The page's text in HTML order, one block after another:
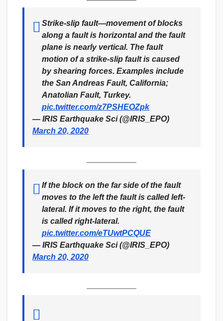
Strike-slip fault—movement of blocks
along a fault is horizontal and the fault
plane is nearly vertical. The fault
motion of a strike-slip fault is caused
by shearing forces. Examples include
the San Andreas Fault, California;
Anatolian Fault, Turkey.
pic.twitter.com/z7PSHEOZpk
— IRIS Earthquake Sci (@IRIS_EPO)
March 20, 2020
If the block on the far side of the fault
moves to the left the fault is called left-
lateral. If it moves to the right, the fault
is called right-lateral.
pic.twitter.com/eTUwtPCQUE
— IRIS Earthquake Sci (@IRIS_EPO)
March 20, 2020